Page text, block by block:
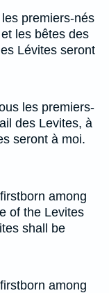
premiers-nés
les bêtes des
Lévites seront
les premiers-
des Levites, à
seront à moi.
among
of the Levites
shall be
among